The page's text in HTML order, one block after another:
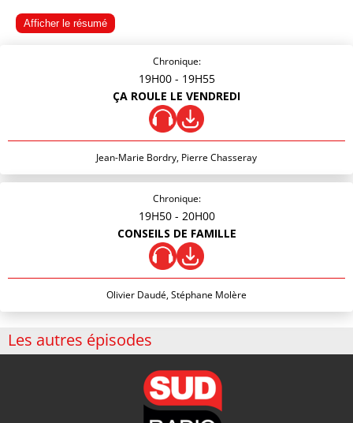
Afficher le résumé
Chronique:
19H00 - 19H55
ÇA ROULE LE VENDREDI
Jean-Marie Bordry, Pierre Chasseray
Chronique:
19H50 - 20H00
CONSEILS DE FAMILLE
Olivier Daudé, Stéphane Molère
Les autres épisodes